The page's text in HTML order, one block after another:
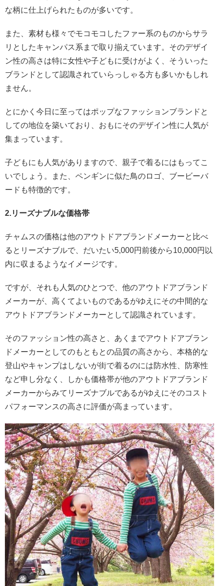
な柄に仕上げられたものが多いです。
また、素材も様々でモコモコしたファー系のものからサラ
リとしたキャンパス系まで取り揃えています。そのデザイ
ン性の高さは特に女性や子どもに受けがよく、そういった
ブランドとして認識されていらっしゃる方も多いかもしれ
ません。
とにかく今日に至ってはポップなファッションブランドと
しての地位を築いており、おもにそのデザイン性に人気が
集まっています。
子どもにも人気がありますので、親子で着るにはもってこ
いでしょう。また、ペンギンに似た鳥のロゴ、ブービーバ
ードも特徴的です。
2.リーズナブルな価格帯
チャムスの価格は他のアウトドアブランドメーカーと比べ
るとリーズナブルで、だいたい5,000円前後から10,000円以
内に収まるようなイメージです。
ですが、それも人気のひとつで、他のアウトドアブランド
メーカーが、高くてよいものであるがゆえにその中間的な
アウトドアブランドメーカーとして認識されています。
そのファッション性の高さと、あくまでアウトドアブラン
ドメーカーとしてのもともとの品質の高さから、本格的な
登山やキャンプはしないが街で着るのには防水性、防寒性
など申し分なく、しかも価格帯が他のアウトドアブランド
メーカーからみてリーズナブルであるがゆえにそのコスト
パフォーマンスの高さに評価が高まっています。